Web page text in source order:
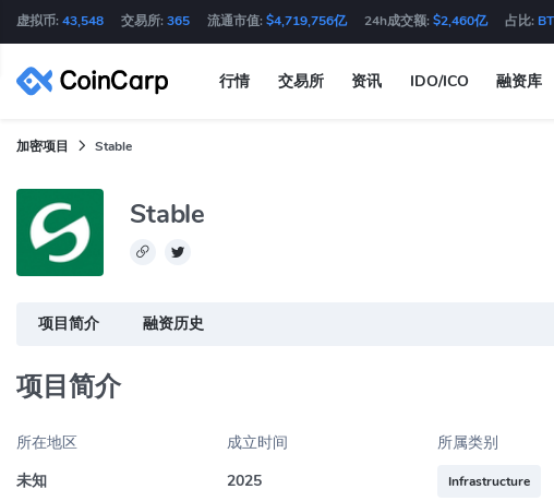
虚拟币: 43,548 交易所: 365 流通市值: $4,719,756亿 24h成交额: $2,460亿 占比:
行情 交易所 资讯 IDO/ICO 融资库
加密项目 Stable
Stable
项目简介 融资历史
项目简介
所在地区
未知
成立时间
2025
所属类别
Infrastructure